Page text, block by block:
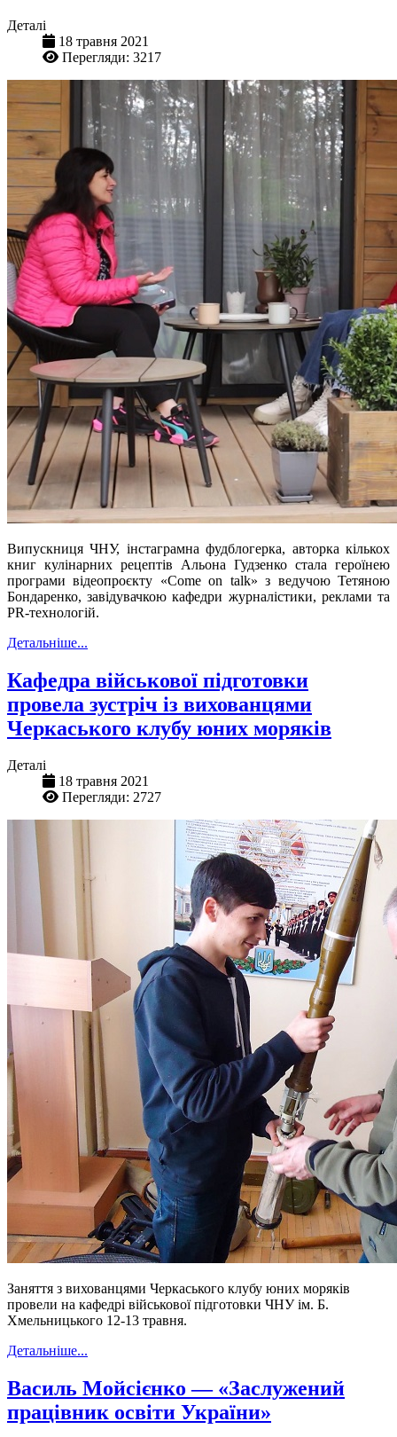
Деталі
18 травня 2021
Перегляди: 3217
Випускниця ЧНУ, інстаграмна фудблогерка, авторка кількох
книг кулінарних рецептів Альона Гудзенко стала героїнею
програми відеопроєкту «Come on talk» з ведучою Тетяною
Бондаренко, завідувачкою кафедри журналістики, реклами та
PR-технологій.
Детальніше...
Кафедра військової підготовки
провела зустріч із вихованцями
Черкаського клубу юних моряків
Деталі
18 травня 2021
Перегляди: 2727
Заняття з вихованцями Черкаського клубу юних моряків
провели на кафедрі військової підготовки ЧНУ ім. Б.
Хмельницького 12-13 травня.
Детальніше...
Василь Мойсієнко — «Заслужений
працівник освіти України»